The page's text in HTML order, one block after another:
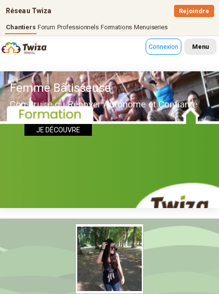
Réseau Twiza
Chantiers Forum Professionnels Formations Menuiseries
Rejoindre
Connexion Menu
Femme Bâtisseuse
Construire ou Rénover Autonome et Confiante
JE DÉCOUVRE